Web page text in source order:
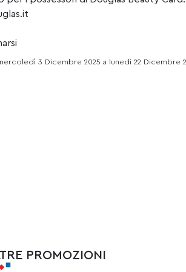
3 Dicembre 2025 a lunedì 22 Dicembre
PROMOZIONI